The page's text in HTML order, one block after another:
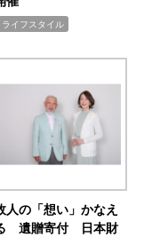
ライフスタイル
人の「想い」かなえ
遺贈寄付 日本財